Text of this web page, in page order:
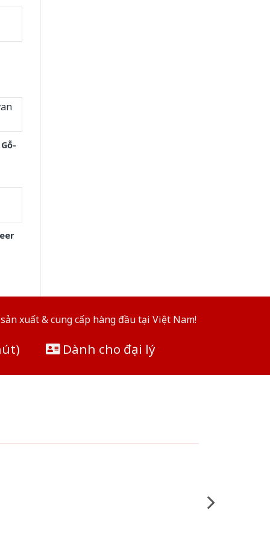
xuất & cung cấp hàng đầu tại Việt Nam!
Dành cho đại lý